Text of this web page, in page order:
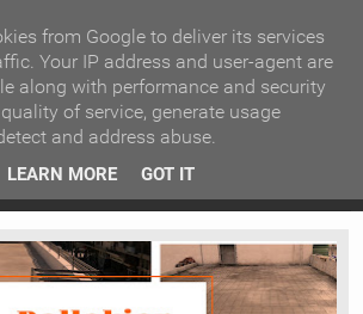
Περιστέρη: «Οι εργασίες στον Τύμβο Καστά
ΑΡΘΡΑ
from Google to deliver its services
Your IP address and user-agent are
along with performance and security
of service, generate usage
and address abuse.
LEARN MORE GOT IT